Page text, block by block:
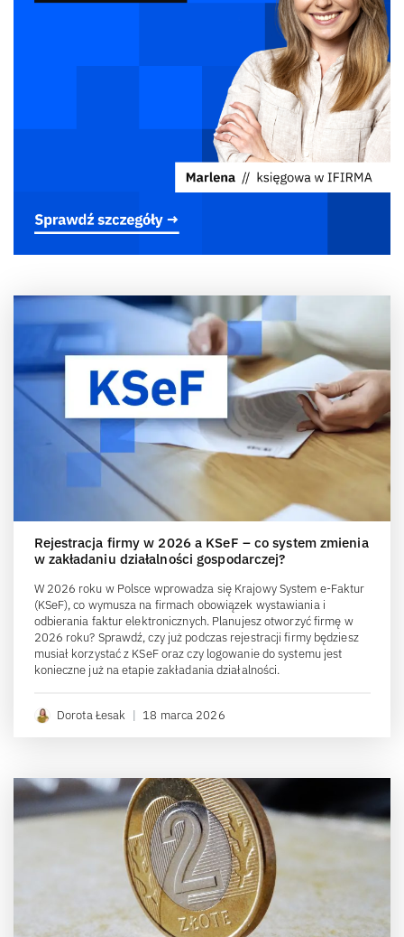
Rejestracja firmy w 2026 a KSeF – co system zmienia
w zakładaniu działalności gospodarczej?
W 2026 roku w Polsce wprowadza się Krajowy System e-Faktur
(KSeF), co wymusza na firmach obowiązek wystawiania i
odbierania faktur elektronicznych. Planujesz otworzyć firmę w
2026 roku? Sprawdź, czy już podczas rejestracji firmy będziesz
musiał korzystać z KSeF oraz czy logowanie do systemu jest
konieczne już na etapie zakładania działalności.
Dorota Łesak | 18 marca 2026